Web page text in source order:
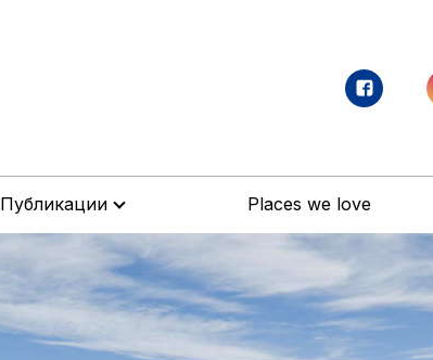
Публикации Places we love